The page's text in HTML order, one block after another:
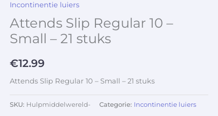
Incontinentie luiers
Attends Slip Regular 10 –
Small – 21 stuks
€12.99
Attends Slip Regular 10 – Small – 21 stuks
SKU: Hulpmiddelwereld- Categorie: Incontinentie luiers